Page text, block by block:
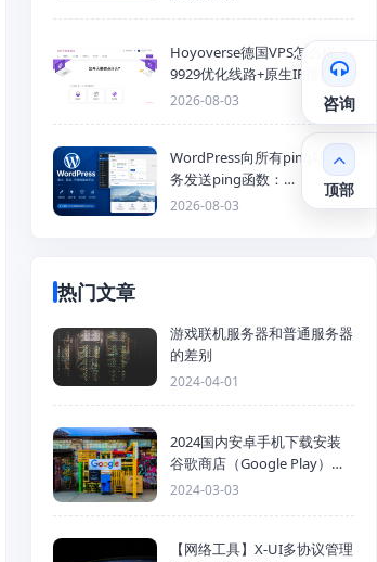
Hoyoverse德国VPS怎么样？
9929优化线路+原生IP德国
KVM VPS推荐
2026-08-03
WordPress向所有ping站点服
务发送ping函数：
generic_ping
2026-08-03
热门文章
游戏联机服务器和普通服务器
的差别
2024-04-01
2024国内安卓手机下载安装
谷歌商店（Google Play）详
细步骤
2024-03-03
【网络工具】X-UI多协议管理
咨询
顶部